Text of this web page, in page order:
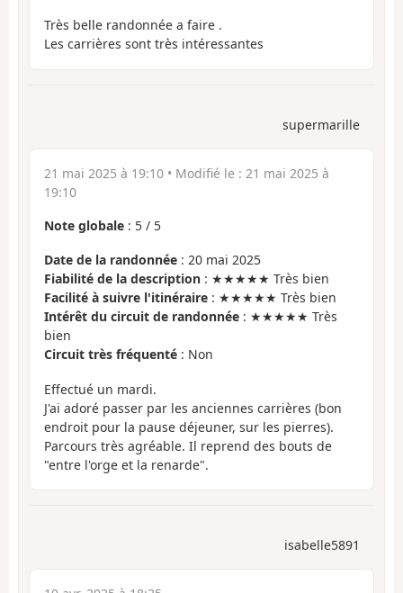
Très belle randonnée a faire .
Les carrières sont très intéressantes
supermarille
21 mai 2025 à 19:10 • Modifié le : 21 mai 2025 à
19:10
Note globale : 5 / 5
Date de la randonnée : 20 mai 2025
Fiabilité de la description : ★★★★★ Très bien
Facilité à suivre l'itinéraire : ★★★★★ Très bien
Intérêt du circuit de randonnée : ★★★★★ Très
bien
Circuit très fréquenté : Non
Effectué un mardi.
J'ai adoré passer par les anciennes carrières (bon
endroit pour la pause déjeuner, sur les pierres).
Parcours très agréable. Il reprend des bouts de
"entre l'orge et la renarde".
isabelle5891